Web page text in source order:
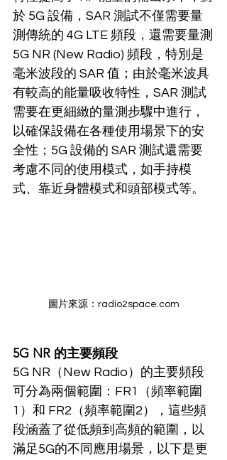
於 5G 設備，SAR 測試不僅需要量
測傳統的 4G LTE 頻段，還需要量測
5G NR (New Radio) 頻段，特別是
毫米波段的 SAR 值；由於毫米波具
有較高的能量吸收特性，SAR 測試
需要在更細緻的量測步驟中進行，
以確保設備在各種使用場景下的安
全性；5G 設備的 SAR 測試還需要
考慮不同的使用模式，如手持模
式、靠近身體模式和頭部模式等。
圖片來源：radio2space.com
5G NR 的主要頻段
5G NR（New Radio）的主要頻段
可分為兩個範圍：FR1（頻率範圍
1）和 FR2（頻率範圍2），這些頻
段涵蓋了從低頻到高頻的範圍，以
滿足5G的不同應用場景，以下是更